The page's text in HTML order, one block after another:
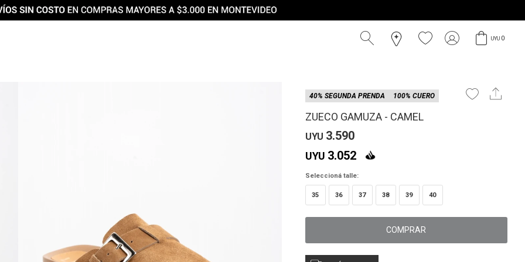
UYU 0
100% CUERO
40% SEGUNDA PRENDA
ZUECO GAMUZA - CAMEL
UYU 3.590
UYU 3.052
Seleccioná talle:
35 36 37 38 39 40
COMPRAR